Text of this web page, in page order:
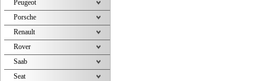
Peugeot
Porsche
Renault
Rover
Saab
Seat